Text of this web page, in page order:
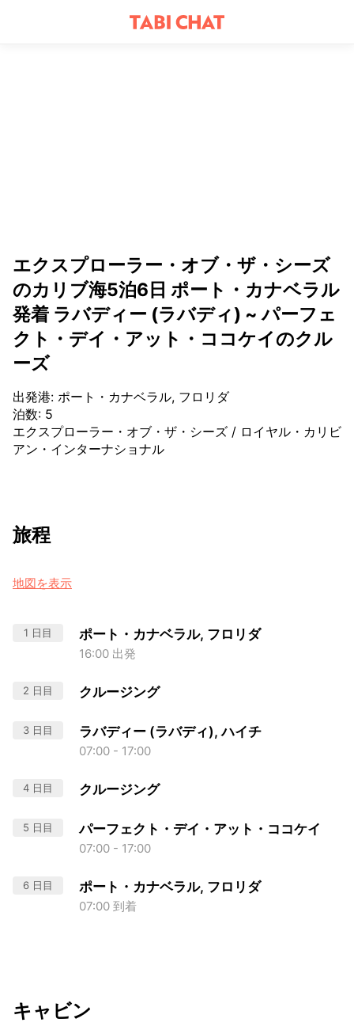
エクスプローラー・オブ・ザ・シーズ
のカリブ海5泊6日 ポート・カナベラル
発着 ラバディー (ラバディ) ~ パーフェ
クト・デイ・アット・ココケイのクル
ーズ
出発港: ポート・カナベラル, フロリダ
泊数: 5
エクスプローラー・オブ・ザ・シーズ / ロイヤル・カリビ
アン・インターナショナル
旅程
地図を表示
1 日目 ポート・カナベラル, フロリダ
16:00 出発
2 日目 クルージング
3 日目 ラバディー (ラバディ), ハイチ
07:00 - 17:00
4 日目 クルージング
5 日目 パーフェクト・デイ・アット・ココケイ
07:00 - 17:00
6 日目 ポート・カナベラル, フロリダ
07:00 到着
キャビン